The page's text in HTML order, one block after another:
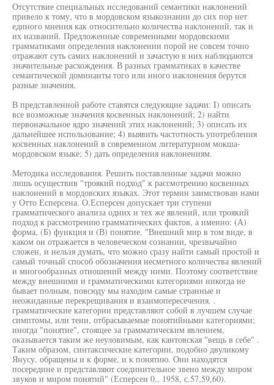
Отсутствие специальных исследований семантики наклонений
привело к тому, что в мордовском языкознании до сих пор нет
единого мнения как относительно количества наклонений, так и
их названий. Предложенные современными мордовскими
грамматиками определения наклонении порой не совсем точно
отражают суть самих наклонений и зачастую в них наблюдаются
значительные расхождения. В разных грамматиках в качестве
семантической доминанты того или иного наклонения берутся
разные значения.
В представленной работе ставятся следующие задачи: I) описать
все возможные значения косвенных наклонений; 2) найти
первоначальное ядро значений этих наклонений; 3) описать их
дальнейшее использование; 4) выявить частотность употребления
косвенных наклонений в современном литературном мокша-
мордовском языке; 5) дать определения наклонениям.
Методика исследования. Решить поставленные задачи можно
лишь осуществив "троякий подход" к рассмотрению косвенных
наклонений в мордовских языках. Этот термин заимствован нами
у Отто Есперсена. О.Есперсен допускает три ступени
грамматического анализа одних и тех же явлений, или троякий
подход к рассмотрению грамматических фактов, а именно: (А)
форма, (Б) функция и (В) понятие. "Внешний мир в том виде, в
каком он отражается в человеческом сознании, чрезвычайно
сложен, и нельзя думать, что можно сразу найти самый простой и
самый точный способ обозначения несметного количества явлений
и многообразных отношений между ними. Поэтому соответствие
между внешними и грамматическими категориями никогда не
бывает полным, повсюду мы находим самые странные и
неожиданные перекрещивания и взаимопересечения. .
грамматические категории представляют собой в лучшем случае
симптомы, или тени, отбрасываемые понятийными категориями;
иногда "понятие", стоящее за грамматическим явлением,
оказывается таким же неуловимым, как кантовская "вещь в себе" .
Таким образом, синтаксические категории, подобно двуликому
Янусу, обращены и к форме, и к понятию. Они находятся
посередине и представляют соединительное звено между миром
звуков и миром понятий" (Есперсен 0., 1958, с.57,59,60).